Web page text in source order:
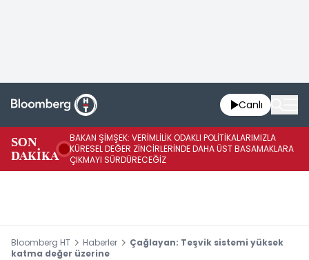
Canlı
SON
DAKİKA
BAKAN ŞİMŞEK: VERİMLİLİK ODAKLI POLİTİKALARIMIZLA
KÜRESEL DEĞER ZİNCİRLERİNDE DAHA ÜST BASAMAKLARA
ÇIKMAYI SÜRDÜRECEĞİZ
Bloomberg HT Haberler
Çağlayan: Teşvik sistemi yüksek
katma değer üzerine